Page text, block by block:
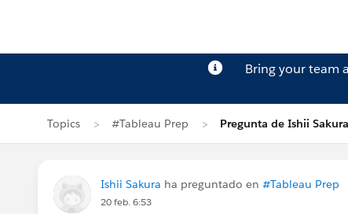
Bring your team
Topics #Tableau Prep Pregunta de Ishii Sakura
Ishii Sakura ha preguntado en #Tableau Prep
20 feb. 6:53